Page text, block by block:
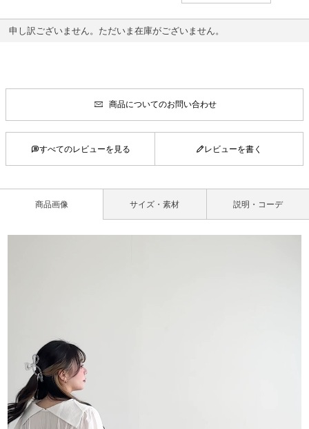
申し訳ございません。ただいま在庫がございません。
商品についてのお問い合わせ
すべてのレビューを見る レビューを書く
商品画像 サイズ・素材 説明・コーデ